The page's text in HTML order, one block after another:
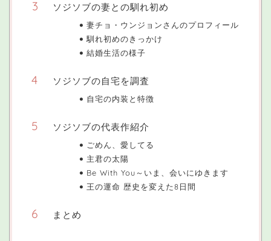
ソジソブの妻との馴れ初め
妻チョ・ウンジョンさんのプロフィール
馴れ初めのきっかけ
結婚生活の様子
ソジソブの自宅を調査
自宅の内装と特徴
ソジソブの代表作紹介
ごめん、愛してる
主君の太陽
Be With You～いま、会いにゆきます
王の運命 歴史を変えた8日間
まとめ